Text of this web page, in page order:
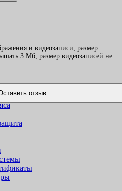
и видеозаписи, размер
3 Mб, размер видеозаписей не
отзыв